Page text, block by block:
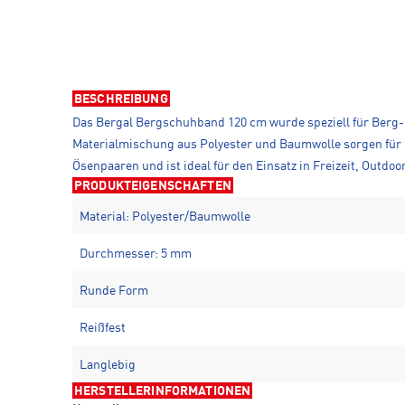
BESCHREIBUNG
Das Bergal Bergschuhband 120 cm wurde speziell für
Materialmischung aus Polyester und Baumwolle sorgen
Ösenpaaren und ist ideal für den Einsatz in Freizeit,
PRODUKTEIGENSCHAFTEN
Material: Polyester/Baumwolle
Durchmesser: 5 mm
Runde Form
Reißfest
Langlebig
HERSTELLERINFORMATIONEN